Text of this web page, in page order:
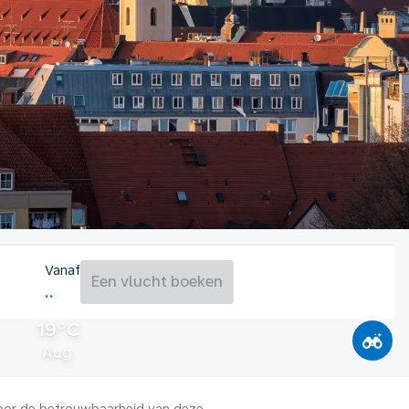
19°C
Aug.
Vanaf
Een vlucht boeken